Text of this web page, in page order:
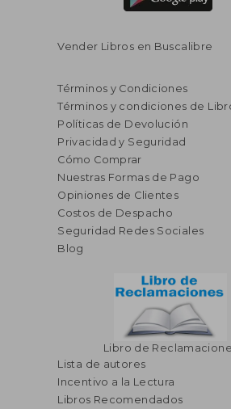
55%
dcto.
S/ 315,51
S/ 141,98
Vender Libros en Buscalibre
Términos y Condiciones
Términos y condiciones de
Políticas de Devolución
Privacidad y Seguridad
Cómo Comprar
Nuestras Formas de Pago
Opiniones de Clientes
Costos de Despacho
Seguridad Redes Sociales
Blog
Libro de
Lista de autores
Incentivo a la Lectura
Libros Recomendados